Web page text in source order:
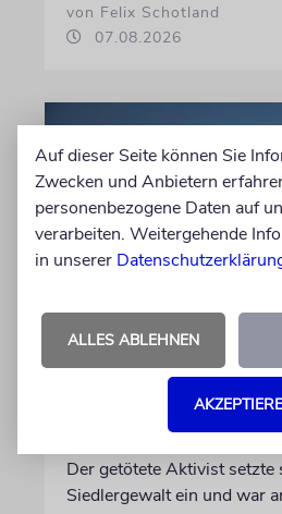
von Felix Schotland
07.08.2026
JUSTIZ
Israelischer
Tötung eines
angeklagt
Der getötete Aktivist setzte
Siedlergewalt ein und war
Auf dieser Seite können Sie
Zwecken und Anbietern
personenbezogene Daten auf
verarbeiten. Weitergehende
in unserer
ALLES ABLEHNEN